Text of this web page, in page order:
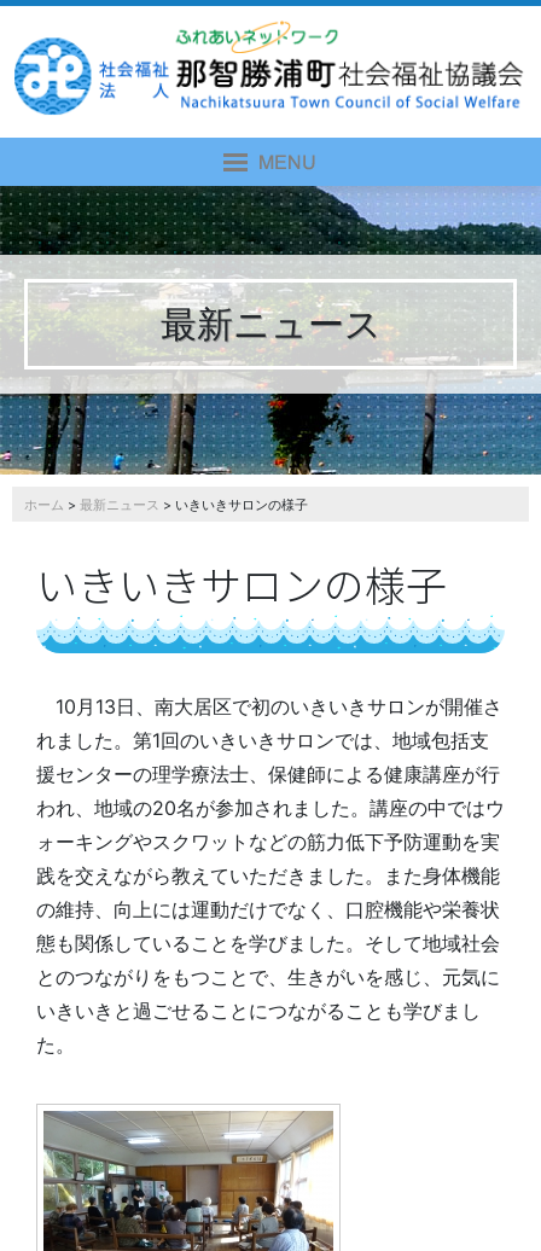
最新ニュース
ホーム > 最新ニュース > いきいきサロンの様子
いきいきサロンの様子
10月13日、南大居区で初のいきいきサロンが開催さ
れました。第1回のいきいきサロンでは、地域包括支
援センターの理学療法士、保健師による健康講座が行
われ、地域の20名が参加されました。講座の中ではウ
ォーキングやスクワットなどの筋力低下予防運動を実
践を交えながら教えていただきました。また身体機能
の維持、向上には運動だけでなく、口腔機能や栄養状
態も関係していることを学びました。そして地域社会
とのつながりをもつことで、生きがいを感じ、元気に
いきいきと過ごせることにつながることも学びまし
た。